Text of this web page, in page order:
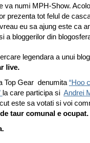
va numi MPH-Show.
prezenta tot felul de
eu sa ajung este ca
a bloggerilor din
legendara a unui
live.
Top Gear denumita “Hoo
la care participa si Andrei
este sa votati si voi
taur comunal e ocupat.